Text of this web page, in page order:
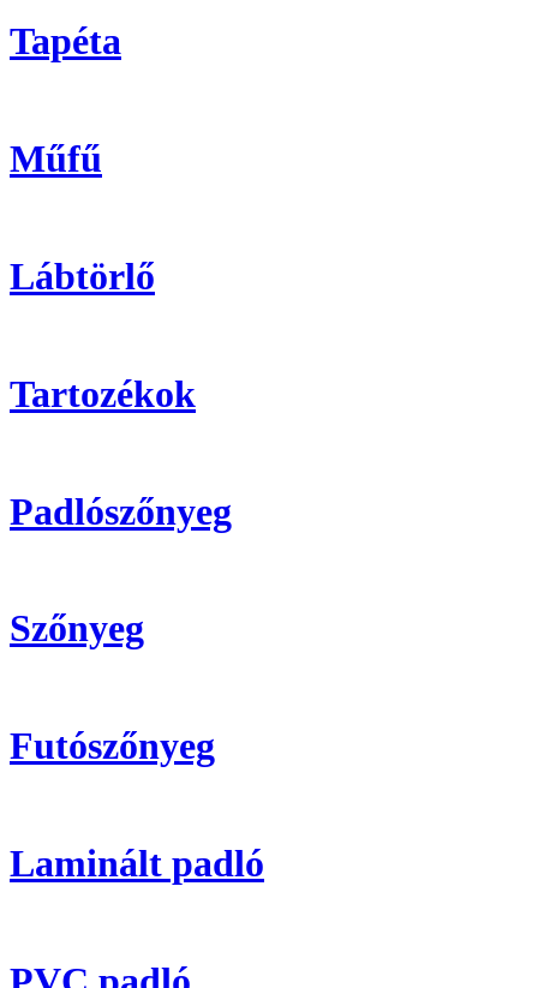
Tapéta
Műfű
Lábtörlő
Tartozékok
Padlószőnyeg
Szőnyeg
Futószőnyeg
Laminált padló